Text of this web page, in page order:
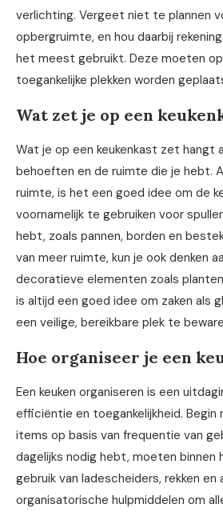
verlichting. Vergeet niet te plannen
opbergruimte, en hou daarbij
het meest gebruikt. Deze moeten
toegankelijke plekken worden
Wat zet je op een
Wat je op een keukenkast zet hangt
behoeften en de ruimte die je hebt.
ruimte, is het een goed idee om de
voornamelijk te gebruiken voor
hebt, zoals pannen, borden en
van meer ruimte, kun je ook denken
decoratieve elementen zoals
is altijd een goed idee om zaken als
een veilige, bereikbare plek te
Hoe organiseer je een
Een keuken organiseren is een
efficiëntie en toegankelijkheid.
items op basis van frequentie van
dagelijks nodig hebt, moeten binnen
gebruik van ladescheiders, rekken en
organisatorische hulpmiddelen om